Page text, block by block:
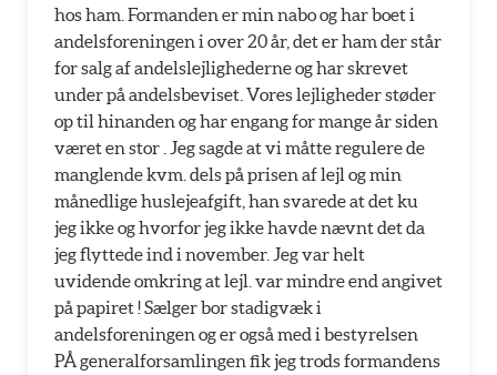
hos ham. Formanden er min nabo og har boet i
andelsforeningen i over 20 år, det er ham der står
for salg af andelslejlighederne og har skrevet
under på andelsbeviset. Vores lejligheder støder
op til hinanden og har engang for mange år siden
været en stor . Jeg sagde at vi måtte regulere de
manglende kvm. dels på prisen af lejl og min
månedlige huslejeafgift, han svarede at det ku
jeg ikke og hvorfor jeg ikke havde nævnt det da
jeg flyttede ind i november. Jeg var helt
uvidende omkring at lejl. var mindre end angivet
på papiret ! Sælger bor stadigvæk i
andelsforeningen og er også med i bestyrelsen
PÅ generalforsamlingen fik jeg trods formandens